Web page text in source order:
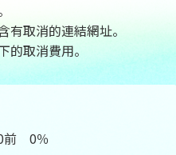
取消的連結網址。
的取消費用。
前 0％